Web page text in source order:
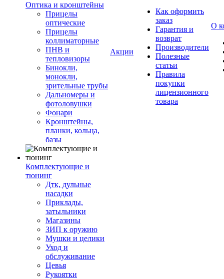
Оптика и кронштейны
Прицелы
оптические
Прицелы
коллиматорные
ПНВ и
тепловизоры
Бинокли,
монокли,
зрительные трубы
Дальномеры и
фотоловушки
Фонари
Кронштейны,
планки, кольца,
базы
Комплектующие и
тюнинг
Дтк, дульные
насадки
Приклады,
затыльники
Магазины
ЗИП к оружию
Мушки и целики
Уход и
обслуживание
Цевья
Рукоятки
Акции
Как оформить
заказ
Гарантия и
возврат
Производители
Полезные
статьи
Правила
покупки
лицензионного
товара
О